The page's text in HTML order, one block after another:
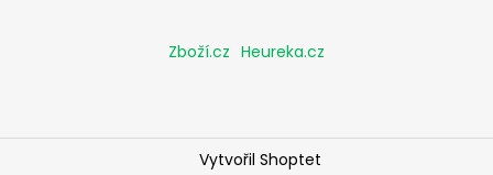
Zboží.cz Heureka.cz
Vytvořil Shoptet